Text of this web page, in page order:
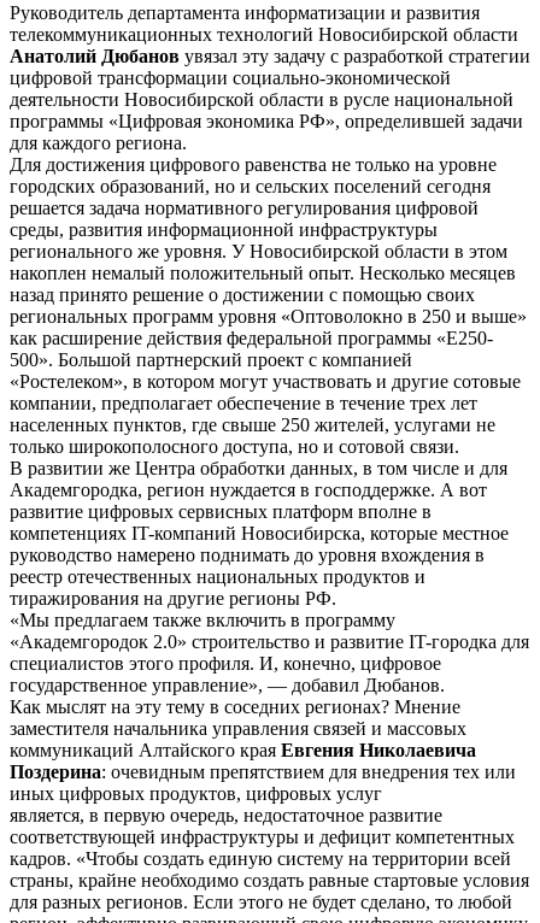
Руководитель департамента информатизации и развития
телекоммуникационных технологий Новосибирской области
Анатолий Дюбанов увязал эту задачу с разработкой стратегии
цифровой трансформации социально-экономической
деятельности Новосибирской области в русле национальной
программы «Цифровая экономика РФ», определившей задачи
для каждого региона.
Для достижения цифрового равенства не только на уровне
городских образований, но и сельских поселений сегодня
решается задача нормативного регулирования цифровой
среды, развития информационной инфраструктуры
регионального же уровня. У Новосибирской области в этом
накоплен немалый положительный опыт. Несколько месяцев
назад принято решение о достижении с помощью своих
региональных программ уровня «Оптоволокно в 250 и выше»
как расширение действия федеральной программы «Е250-
500». Большой партнерский проект с компанией
«Ростелеком», в котором могут участвовать и другие сотовые
компании, предполагает обеспечение в течение трех лет
населенных пунктов, где свыше 250 жителей, услугами не
только широкополосного доступа, но и сотовой связи.
В развитии же Центра обработки данных, в том числе и для
Академгородка, регион нуждается в господдержке. А вот
развитие цифровых сервисных платформ вполне в
компетенциях IT-компаний Новосибирска, которые местное
руководство намерено поднимать до уровня вхождения в
реестр отечественных национальных продуктов и
тиражирования на другие регионы РФ.
«Мы предлагаем также включить в программу
«Академгородок 2.0» строительство и развитие IT-городка для
специалистов этого профиля. И, конечно, цифровое
государственное управление», — добавил Дюбанов.
Как мыслят на эту тему в соседних регионах? Мнение
заместителя начальника управления связей и массовых
коммуникаций Алтайского края Евгения Николаевича
Поздерина: очевидным препятствием для внедрения тех или
иных цифровых продуктов, цифровых услуг
является, в первую очередь, недостаточное развитие
соответствующей инфраструктуры и дефицит компетентных
кадров. «Чтобы создать единую систему на территории всей
страны, крайне необходимо создать равные стартовые условия
для разных регионов. Если этого не будет сделано, то любой